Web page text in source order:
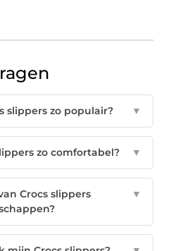
slippers zo populair? ▼
zo comfortabel? ▼
Crocs slippers
▼